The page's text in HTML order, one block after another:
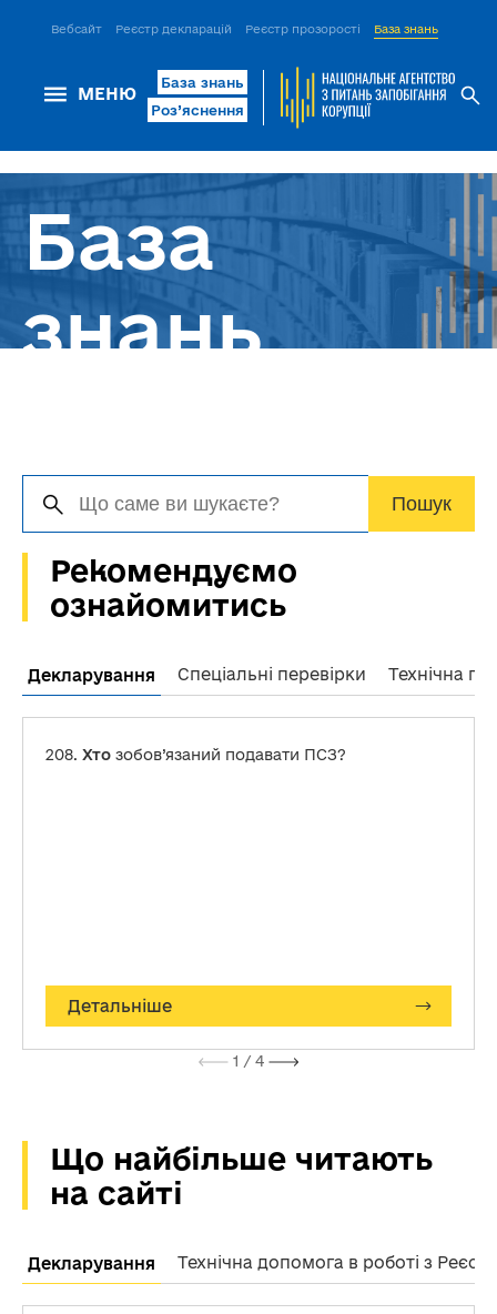
Вебсайт Реєстр декларацій Реєстр прозорості База знань
МЕНЮ
База знань
Роз’яснення
База
знань
Пошук
Рекомендуємо
ознайомитись
Декларування Спеціальні перевірки Технічна
208. Хто зобов’язаний подавати ПСЗ?
Детальніше
1 / 4
Що найбільше читають
на сайті
Декларування Технічна допомога в роботі з